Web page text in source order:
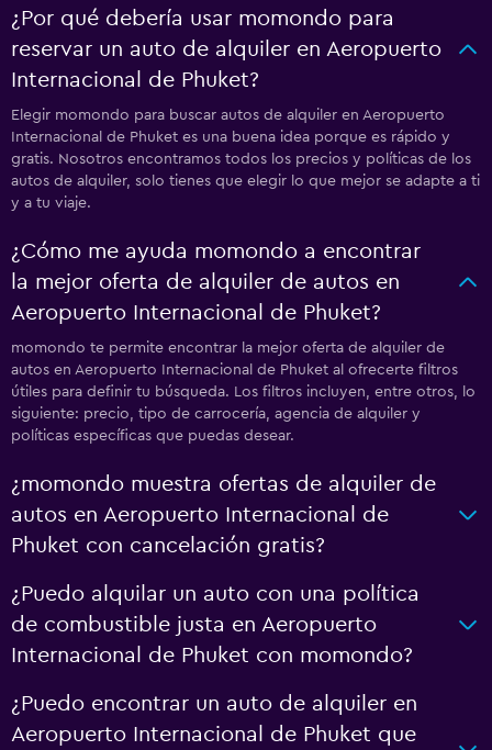
¿Por qué debería usar momondo para
reservar un auto de alquiler en Aeropuerto
Internacional de Phuket?
Elegir momondo para buscar autos de alquiler en Aeropuerto
Internacional de Phuket es una buena idea porque es rápido y
gratis. Nosotros encontramos todos los precios y políticas de los
autos de alquiler, solo tienes que elegir lo que mejor se adapte a ti
y a tu viaje.
¿Cómo me ayuda momondo a encontrar
la mejor oferta de alquiler de autos en
Aeropuerto Internacional de Phuket?
momondo te permite encontrar la mejor oferta de alquiler de
autos en Aeropuerto Internacional de Phuket al ofrecerte filtros
útiles para definir tu búsqueda. Los filtros incluyen, entre otros, lo
siguiente: precio, tipo de carrocería, agencia de alquiler y
políticas específicas que puedas desear.
¿momondo muestra ofertas de alquiler de
autos en Aeropuerto Internacional de
Phuket con cancelación gratis?
¿Puedo alquilar un auto con una política
de combustible justa en Aeropuerto
Internacional de Phuket con momondo?
¿Puedo encontrar un auto de alquiler en
Aeropuerto Internacional de Phuket que